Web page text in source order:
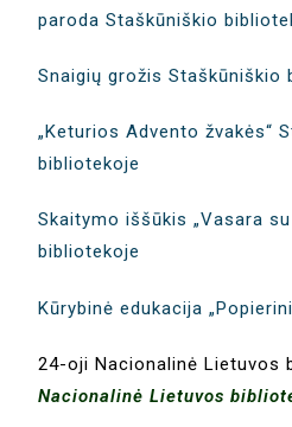
paroda Staškūniškio
Snaigių grožis Staškūniškio
„Keturios Advento žvakės“
bibliotekoje
Skaitymo iššūkis „Vasara
bibliotekoje
Kūrybinė edukacija
24-oji Nacionalinė Lietuvos
Nacionalinė Lietuvos